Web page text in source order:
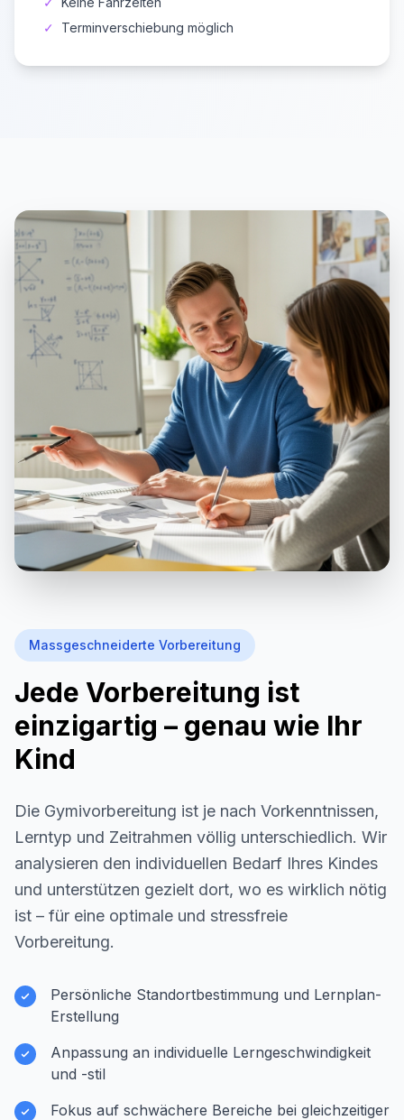
✓
Terminverschiebung möglich
Massgeschneiderte Vorbereitung
Jede Vorbereitung ist
einzigartig – genau wie Ihr
Kind
Die Gymivorbereitung ist je nach Vorkenntnissen,
Lerntyp und Zeitrahmen völlig unterschiedlich. Wir
analysieren den individuellen Bedarf Ihres Kindes
und unterstützen gezielt dort, wo es wirklich nötig
ist – für eine optimale und stressfreie
Vorbereitung.
Persönliche Standortbestimmung und Lernplan-
Erstellung
Anpassung an individuelle Lerngeschwindigkeit
und -stil
Fokus auf schwächere Bereiche bei gleichzeitiger